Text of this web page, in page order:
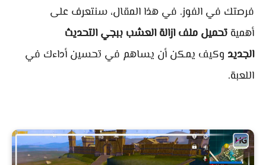
فرصتك في الفوز. في هذا المقال، سنتعرف على
أهمية تحميل ملف ازالة العشب ببجي التحديث
الجديد وكيف يمكن أن يساهم في تحسين أداءك في
اللعبة.